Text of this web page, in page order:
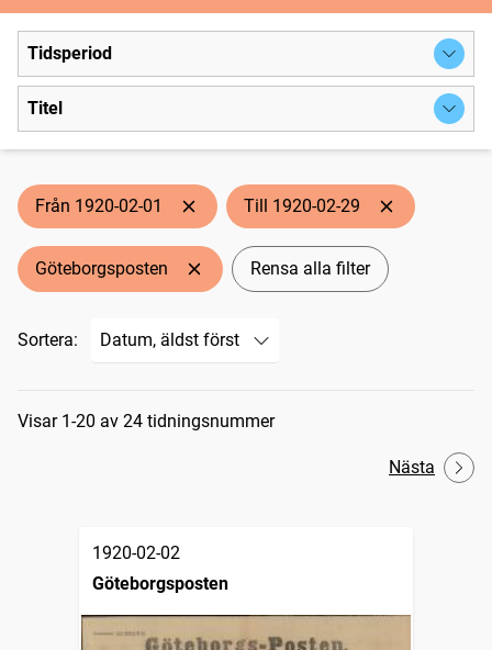
Tidsperiod
Titel
Från 1920-02-01 Till 1920-02-29
Göteborgsposten Rensa alla filter
Sortera:
Sökresultat
Visar 1-20 av 24 tidningsnummer
Nästa
1920-02-02
Göteborgsposten